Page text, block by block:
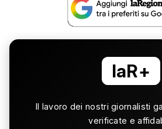
laR+
Il lavoro dei nostri giornalisti
verificate e